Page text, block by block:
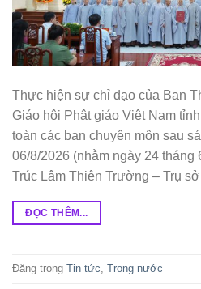
Thực hiện sự chỉ đạo của Ban
Giáo hội Phật giáo Việt Nam
toàn các ban chuyên môn sau
06/8/2026 (nhằm ngày 24 tháng
Trúc Lâm Thiên Trường – Trụ
ĐỌC THÊM...
Đăng trong Tin tức Trong nước